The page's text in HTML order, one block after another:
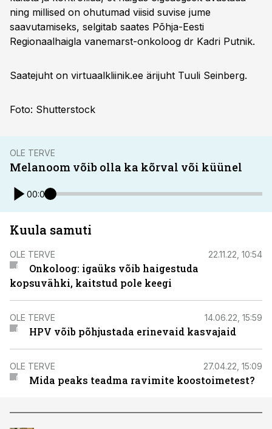
ning millised on ohutumad viisid suvise jume
saavutamiseks, selgitab saates Põhja-Eesti
Regionaalhaigla vanemarst-onkoloog dr Kadri Putnik.
Saatejuht on virtuaalkliinik.ee ärijuht Tuuli Seinberg.
Foto: Shutterstock
OLE TERVE
Melanoom võib olla ka kõrval või küünel
00:00
Kuula samuti
OLE TERVE 22.11.22, 10:54
Onkoloog: igaüks võib haigestuda
kopsuvähki, kaitstud pole keegi
OLE TERVE 14.06.22, 15:59
HPV võib põhjustada erinevaid kasvajaid
OLE TERVE 27.04.22, 15:09
Mida peaks teadma ravimite koostoimetest?